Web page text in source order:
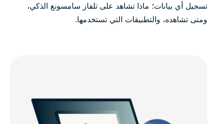
تسجيل أي بيانات؛ ماذا تشاهد على تلفاز سامسونغ الذكي،
ومتى تشاهده، والتطبيقات التي تستخدمها.